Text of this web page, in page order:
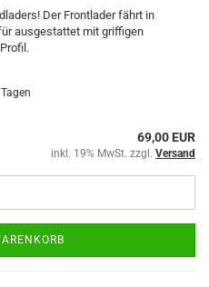
Der Frontlader fährt in
ausgestattet mit griffigen
69,00 EUR
inkl. 19% MwSt. zzgl. Versand